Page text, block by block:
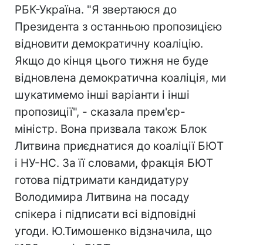
РБК-Україна. "Я звертаюся до
Президента з останньою пропозицією
відновити демократичну коаліцію.
Якщо до кінця цього тижня не буде
відновлена демократична коаліція, ми
шукатимемо інші варіанти і інші
пропозиції", - сказала прем'єр-
міністр. Вона призвала також Блок
Литвина приєднатися до коаліції БЮТ
і НУ-НС. За її словами, фракція БЮТ
готова підтримати кандидатуру
Володимира Литвина на посаду
спікера і підписати всі відповідні
угоди. Ю.Тимошенко відзначила, що